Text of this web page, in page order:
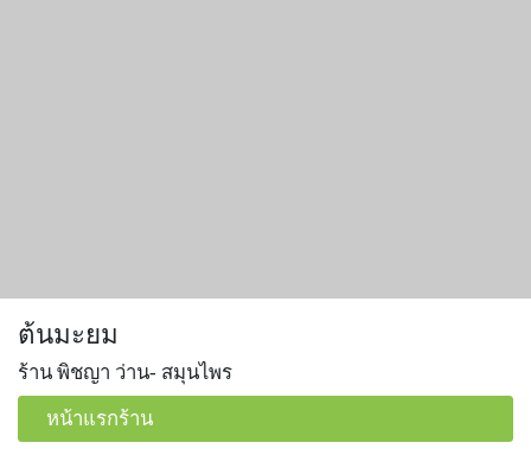
ต้นมะยม
ร้าน พิชญา ว่าน- สมุนไพร
หน้าแรกร้าน